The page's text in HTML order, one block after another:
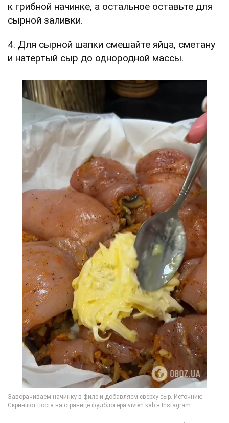
к грибной начинке, а остальное оставьте для
сырной заливки.
4. Для сырной шапки смешайте яйца, сметану
и натертый сыр до однородной массы.